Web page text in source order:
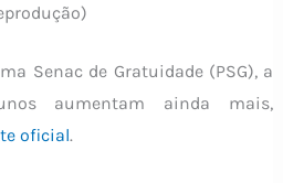
Senac de Gratuidade (PSG), a
aumentam ainda mais,
oficial.